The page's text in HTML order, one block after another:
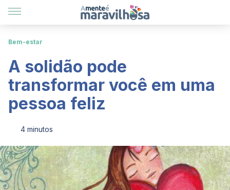
Bem-estar
A solidão pode
transformar você em uma
pessoa feliz
4 minutos